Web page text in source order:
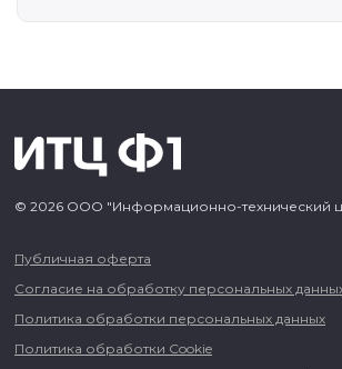
© 2026 ООО "Информационно-технический
Публичная оферта
Согласие на обработку персональных
Политика обработки персональных данных
Политика обработки Cookie